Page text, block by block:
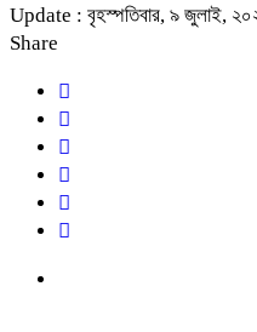
Update : বৃহস্পতিবার, ৯ জুলাই,
Share